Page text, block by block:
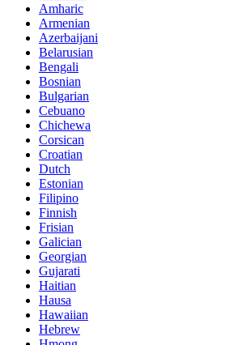
Amharic
Armenian
Azerbaijani
Belarusian
Bengali
Bosnian
Bulgarian
Cebuano
Chichewa
Corsican
Croatian
Dutch
Estonian
Filipino
Finnish
Frisian
Galician
Georgian
Gujarati
Haitian
Hausa
Hawaiian
Hebrew